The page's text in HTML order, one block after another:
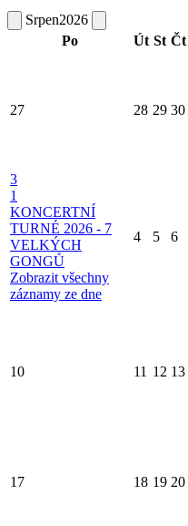
Srpen2026
Po
Út St Čt
27 28 29 30
3
1
KONCERTNÍ
TURNÉ 2026 - 7
VELKÝCH
GONGŮ
Zobrazit všechny
záznamy ze dne
4 5 6
10 11 12 13
17 18 19 20